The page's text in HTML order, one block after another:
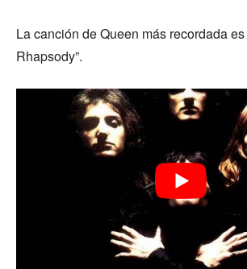
La canción de Queen más recordada es
Rhapsody”.